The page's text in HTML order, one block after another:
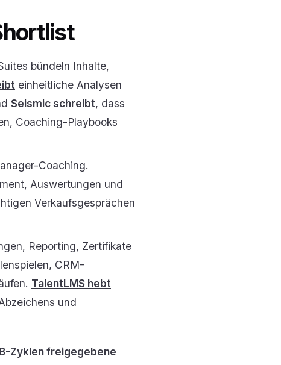
bündeln Inhalte,
einheitliche Analysen
Seismic schreibt, dass
Coaching-Playbooks
Coaching.
Auswertungen und
Verkaufsgesprächen
Reporting, Zertifikate
CRM-
TalentLMS hebt
und
Zyklen freigegebene